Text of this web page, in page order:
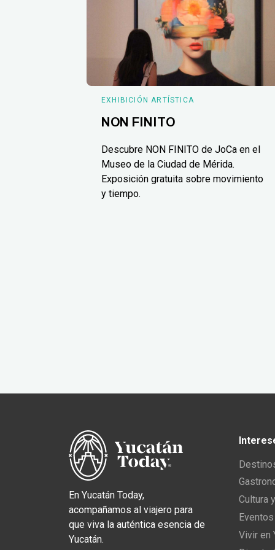
EXHIBICIÓN ARTÍSTICA
NON FINITO
Descubre NON FINITO de JoCa en el
Museo de la Ciudad de Mérida.
Exposición gratuita sobre movimiento
y tiempo.
En Yucatán Today,
acompañamos al viajero para
que viva la auténtica esencia de
Yucatán.
Cultura
Vivir en